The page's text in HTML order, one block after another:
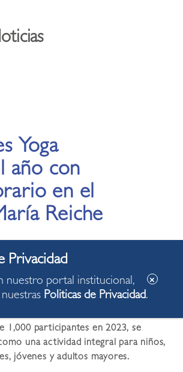
Yoga
año con
en el
Reiche
desarrollarán dos sábados al mes
a.m. y la temporada comienza este
1,000 participantes en 2023, se
una actividad integral para niños,
jóvenes y adultos mayores.
nuestro portal institucional,
Politicas de Privacidad.